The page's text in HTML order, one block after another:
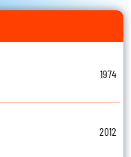
1974
2012